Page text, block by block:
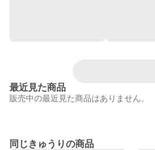
最近見た商品
販売中の最近見た商品はありません。
同じきゅうりの商品